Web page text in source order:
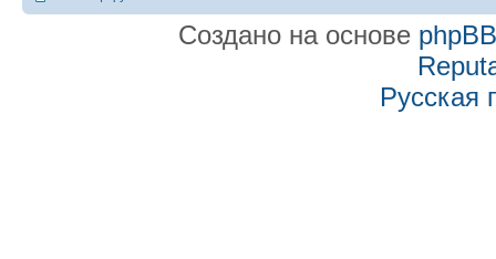
Создано на основе phpBB
Русская